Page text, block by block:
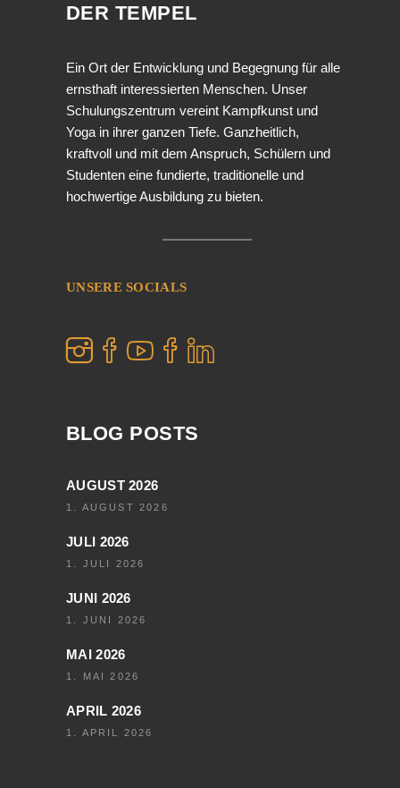
DER TEMPEL
Ein Ort der Entwicklung und Begegnung für alle
ernsthaft interessierten Menschen. Unser
Schulungszentrum vereint Kampfkunst und
Yoga in ihrer ganzen Tiefe. Ganzheitlich,
kraftvoll und mit dem Anspruch, Schülern und
Studenten eine fundierte, traditionelle und
hochwertige Ausbildung zu bieten.
UNSERE SOCIALS
BLOG POSTS
AUGUST 2026
1. AUGUST 2026
JULI 2026
1. JULI 2026
JUNI 2026
1. JUNI 2026
MAI 2026
1. MAI 2026
APRIL 2026
1. APRIL 2026